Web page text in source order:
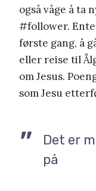
også våge å ta
#follower.
første gang, å
eller reise til
om Jesus.
som Jesu
Det er
på